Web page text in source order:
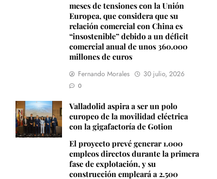
meses de tensiones con la Unión
Europea, que considera que su
relación comercial con China es
“insostenible” debido a un déficit
comercial anual de unos 360.000
millones de euros
Fernando Morales 30 julio, 2026
0
Valladolid aspira a ser un polo
europeo de la movilidad eléctrica
con la gigafactoría de Gotion
El proyecto prevé generar 1.000
empleos directos durante la primera
fase de explotación, y su
construcción empleará a 2.500